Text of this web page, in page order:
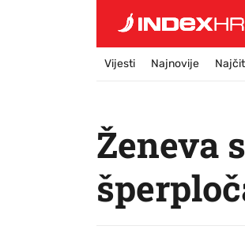
Vijesti Najnovije
Ženeva